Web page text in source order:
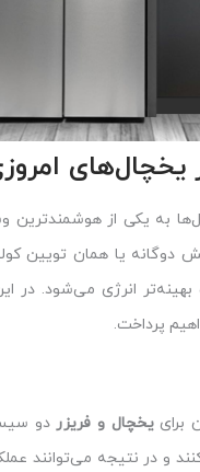
به یکی از
انرژی می‌شود.
پرداخت.
یخچال و فریزر دو
و در نتیجه می‌توانند